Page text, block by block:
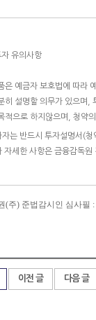
유의사항
은 예금자 보호법에 따라
히 설명할 의무가 있으며,
적으로 하지않으며, 청약
는 반드시 투자설명서(
자세한 사항은 금융감독원
(주) 준법감시인 심사필 :
이전 글 다음 글